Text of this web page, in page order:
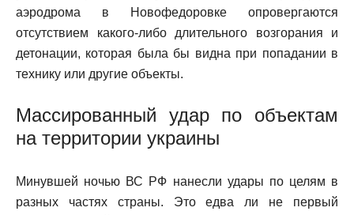
аэродрома в Новофедоровке опровергаются
отсутствием какого-либо длительного возгорания и
детонации, которая была бы видна при попадании в
технику или другие объекты.
Массированный удар по объектам
на территории украины
Минувшей ночью ВС РФ нанесли удары по целям в
разных частях страны. Это едва ли не первый